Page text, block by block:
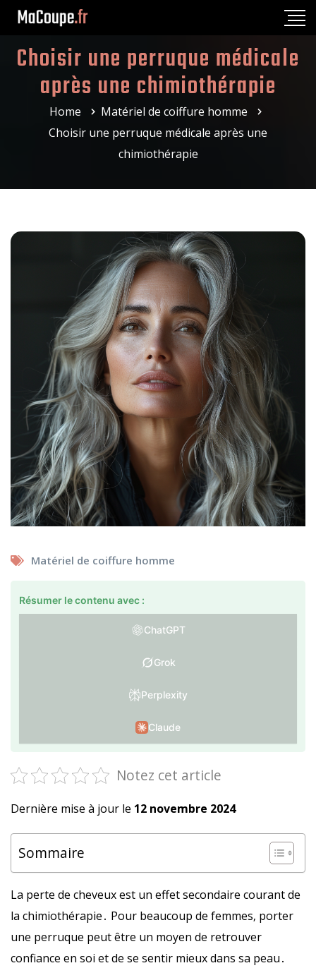
Choisir une perruque médicale
après une chimiothérapie
Home
Matériel de coiffure homme
Choisir une perruque médicale après une
chimiothérapie
Matériel de coiffure homme
Résumer le contenu avec :
ChatGPT
Grok
Perplexity
Claude
Notez cet article
Dernière mise à jour le 12 novembre 2024
Sommaire
La perte de cheveux est un effet secondaire courant de
la chimiothérapie․ Pour beaucoup de femmes‚ porter
une perruque peut être un moyen de retrouver
confiance en soi et de se sentir mieux dans sa peau․